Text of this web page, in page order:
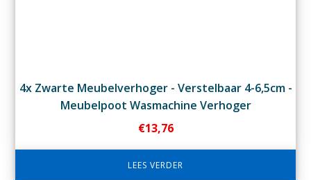
4x Zwarte Meubelverhoger - Verstelbaar 4-6,5cm -
Meubelpoot Wasmachine Verhoger
€13,76
LEES VERDER